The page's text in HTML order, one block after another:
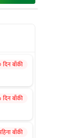
दिन बाँकी
दिन बाँकी
बाँकी